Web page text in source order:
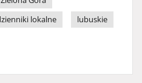
lokalne
lubuskie